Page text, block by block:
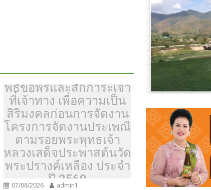
พิธีขอพรและสักการะเจ้า
ที่เจ้าทาง เพื่อความเป็น
สิริมงคลก่อนการจัดงาน
โครงการจัดงานประเพณี
ตามรอยพระพุทธเจ้า
หลวงเสด็จประพาสต้นวัด
พระปรางค์เหลือง ประจำ
ปี 2569
07/08/2026 admin1